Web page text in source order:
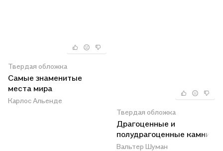
Твердая обложка
Самые знаменитые
места мира
Карлос Альенде
Твердая обложка
Драгоценные и
полудрагоценные камни
Вальтер Шуман